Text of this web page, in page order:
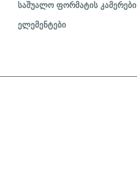
საშუალო ფორმატის კამერები
ელემენტები